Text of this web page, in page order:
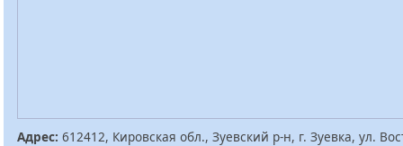
Адрес: 612412, Кировская обл., Зуевский р-н, г. Зуевка, ул.